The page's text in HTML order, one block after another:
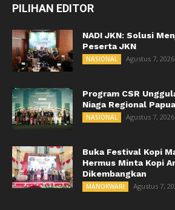
PILIHAN EDITOR
NADI JKN: Solusi
Peserta JKN
NASIONAL Agustus 7, 2026
Program CSR
Niaga Regional
NASIONAL Agustus 7, 2026
Buka Festival Kopi
Hermus Minta Kopi
Dikembangkan
MANOKWARI Agustus 7,